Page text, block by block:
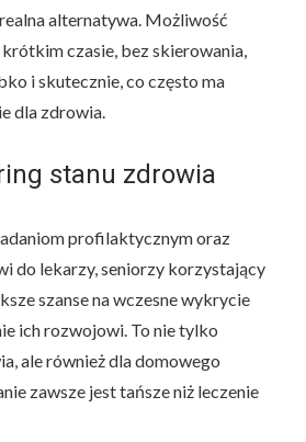
alternatywa. Możliwość
czasie, bez skierowania,
i skutecznie, co często ma
dla zdrowia.
stanu zdrowia
profilaktycznym oraz
do lekarzy, seniorzy korzystający
szanse na wczesne wykrycie
ich rozwojowi. To nie tylko
ale również dla domowego
zawsze jest tańsze niż leczenie